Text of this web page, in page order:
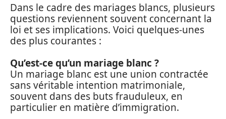
Dans le cadre des mariages blancs, plusieurs
questions reviennent souvent concernant la
loi et ses implications. Voici quelques-unes
des plus courantes :
Qu’est-ce qu’un mariage blanc ?
Un mariage blanc est une union contractée
sans véritable intention matrimoniale,
souvent dans des buts frauduleux, en
particulier en matière d’immigration.